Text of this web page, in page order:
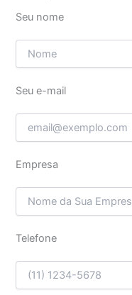
Seu nome
Seu e-mail
Empresa
Telefone